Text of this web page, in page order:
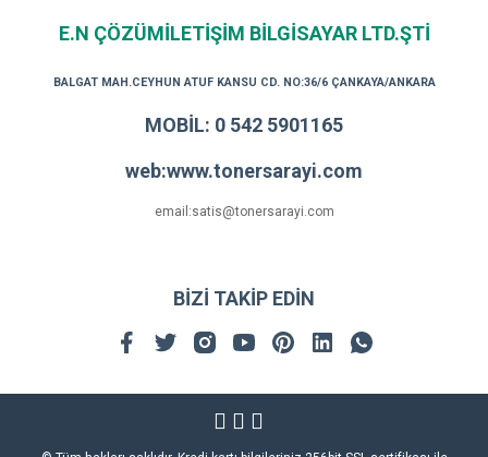
E.N ÇÖZÜMİLETİŞİM BİLGİSAYAR LTD.ŞTİ
BALGAT MAH.CEYHUN ATUF KANSU CD. NO:36/6 ÇANKAYA/ANKARA
MOBİL: 0 542 5901165
web:www.tonersarayi.com
email:satis@tonersarayi.com
BİZİ TAKİP EDİN